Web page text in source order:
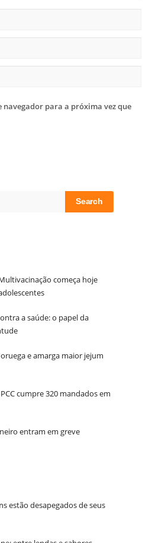
navegador para a próxima vez que
começa hoje
a saúde: o papel da
e amarga maior jejum
cumpre 320 mandados em
entram em greve
estão desapegados de seus